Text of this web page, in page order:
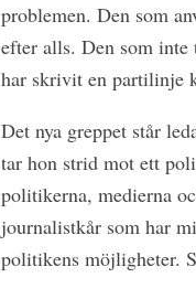
problemen. Den som
efter alls. Den som
har skrivit en partilinje
Det nya greppet står
tar hon strid mot ett
politikerna, medierna
journalistkår som har
politikens möjligheter.